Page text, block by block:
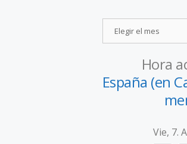
Hora
España (en